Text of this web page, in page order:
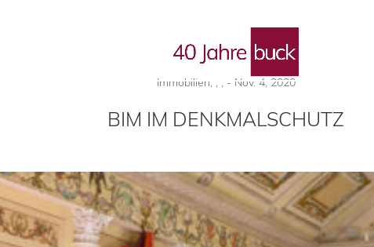
Immobilien, , , - Nov. 4, 2020
BIM IM DENKMALSCHUTZ